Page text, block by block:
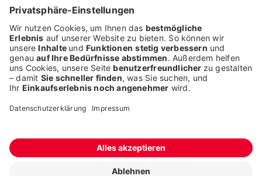
ICH BIN BEREITS KUNDE
ICH BIN KEIN KUNDE